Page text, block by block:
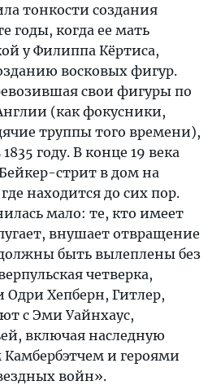
тонкости создания
годы, когда ее мать
у Филиппа Кёртиса,
восковых фигур.
свои фигуры по
(как фокусники,
труппы того времени),
году. В конце 19 века
стрит в дом на
находится до сих пор.
мало: те, кто имеет
внушает отвращение
быть вылеплены без
четверка,
Хепберн, Гитлер,
с Эми Уайнхаус,
включая наследную
и героями
войн».